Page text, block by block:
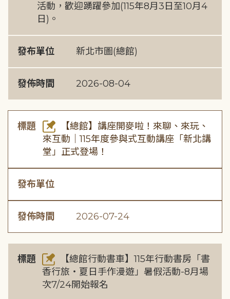
活動，歡迎踴躍參加(115年8月3日至10月4
日)。
發布單位 新北市圖(總館)
發佈時間 2026-08-04
標題
【總館】講座開麥啦！來聊、來玩、
來互動｜115年度參與式互動講座「新北講
堂」正式登場！
發布單位
發佈時間 2026-07-24
標題
【總館行動書車】115年行動書房「書
香行旅・夏日手作漫遊」暑假活動-8月場
次7/24開始報名